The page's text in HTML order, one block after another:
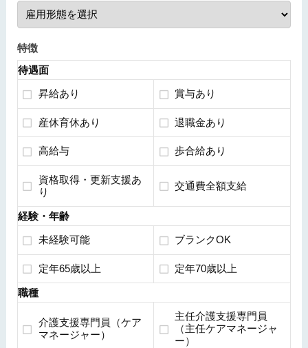
特徴
待遇面
昇給あり 賞与あり
産休育休あり 退職金あり
高給与 歩合給あり
資格取得・更新支援あ
り
交通費全額支給
経験・年齢
未経験可能 ブランクOK
定年65歳以上 定年70歳以上
職種
介護支援専門員（ケア
マネージャー）
主任介護支援専門員
（主任ケアマネージャ
ー）